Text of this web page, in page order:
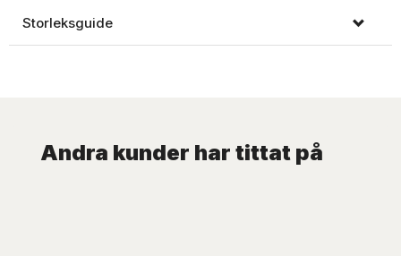
Storleksguide
Andra kunder har tittat på